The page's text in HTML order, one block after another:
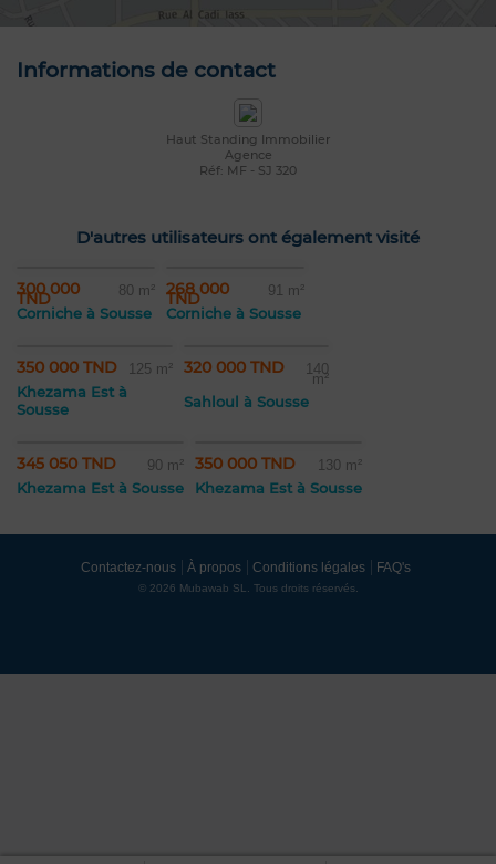
Informations de contact
Haut Standing Immobilier
Agence
Réf: MF - SJ 320
D'autres utilisateurs ont également visité
300 000
TND 80 m²
Corniche à Sousse
268 000
TND 91 m²
Corniche à Sousse
350 000 TND 125 m²
Khezama Est à
Sousse
320 000 TND 140
m²
Sahloul à Sousse
345 050 TND 90 m²
Khezama Est à Sousse
350 000 TND 130 m²
Khezama Est à Sousse
Contactez-nous À propos Conditions légales FAQ's
© 2026 Mubawab SL. Tous droits réservés.